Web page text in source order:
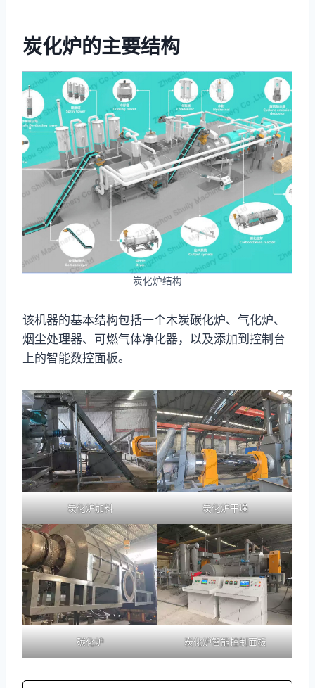
炭化炉的主要结构
炭化炉结构
该机器的基本结构包括一个木炭碳化炉、气化炉、
烟尘处理器、可燃气体净化器，以及添加到控制台
上的智能数控面板。
炭化炉加料 炭化炉干燥
碳化炉 炭化炉智能控制面板